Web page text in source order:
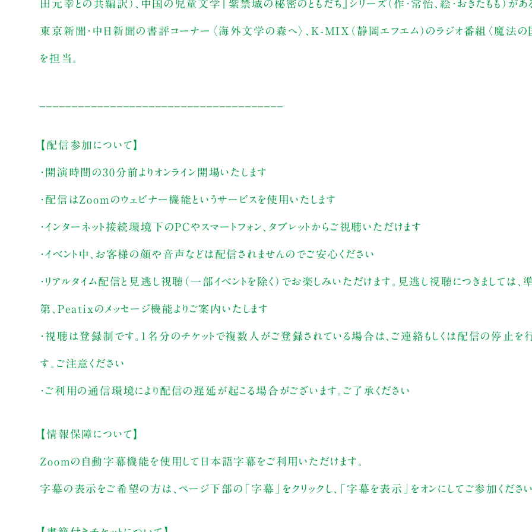
田元幸との共編訳）、中国の児童文学『紫禁城の秘密のともだち』シリーズ（作・常怡、絵・おきたもも）がある
東京新聞・中日新聞の書評コーナー〈海外文学の森へ〉、K-MIX（静岡エフエム）のラジオ番組〈魔法の
を担当。
【配信参加について】
・開演時間の30分前よりオンライン開場いたします
・配信はZoomのウェビナー機能というサービスを使用いたします
・インターネット接続環境下のPCやスマートフォン、タブレットからご視聴いただけます
・イベント中、お客様の顔や音声などは配信されませんのでご安心ください
・リアルタイム配信と見逃し視聴（一部イベントを除く）でお楽しみいただけます。見逃し視聴につきましては
第、Peatixのメッセージ機能よりご案内いたします
・視聴は登録制です。1名分のチケットで複数人がご登録されている場合は、ご連絡もしくは配信の停止を行
す。ご注意ください
・ご利用の通信環境により配信の遅延が起こる場合がございます。ご了承ください
【情報保障について】
Zoomの自動字幕機能を使用して日本語字幕をご利用いただけます。
字幕の表示をご希望の方は、ページ下部の「字幕」をクリックし、「字幕を表示」をオンにしてご参加ください